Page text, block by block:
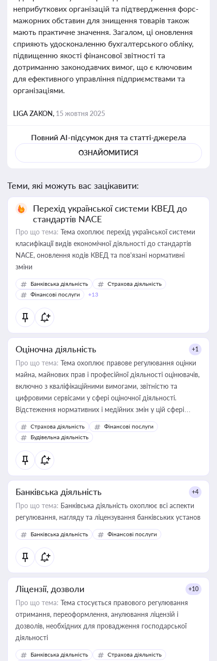
неприбуткових організацій та підтвердження форс-
мажорних обставин для знищення товарів також
мають практичне значення. Загалом, ці оновлення
сприяють удосконаленню бухгалтерського обліку,
підвищенню якості фінансової звітності та
дотриманню законодавчих вимог, що є ключовим
для ефективного управління підприємствами та
організаціями.
LIGA ZAKON, 15 жовтня 2025
Повний AI-підсумок дня та статті-джерела
ОЗНАЙОМИТИСЯ
Теми, які можуть вас зацікавити:
Перехід української системи КВЕД до
стандартів NACE
Про що тема: Тема охоплює перехід української системи
класифікації видів економічної діяльності до стандартів
NACE, оновлення кодів КВЕД та пов'язані нормативні
зміни
Банківська діяльність
Страхова діяльність
Фінансові послуги
+13
Оціночна діяльність +1
Про що тема: Тема охоплює правове регулювання оцінки
майна, майнових прав і професійної діяльності оцінювачів,
включно з кваліфікаційними вимогами, звітністю та
цифровими сервісами у сфері оціночної діяльності.
Відстеження нормативних і медійних змін у цій сфері
корисне для власника бізнесу, керівника, юриста або
бухгалтера під час оподаткування, приватизації, оренди
державного майна, корпоративних угод і перевірки
статусу суб'єктів оціночної діяльності
Страхова діяльність
Фінансові послуги
Будівельна діяльність
Банківська діяльність +4
Про що тема: Банківська діяльність охоплює всі аспекти
регулювання, нагляду та ліцензування банківських установ
Банківська діяльність Фінансові послуги
Ліцензії, дозволи +10
Про що тема: Тема стосується правового регулювання
отримання, переоформлення, анулювання ліцензій і
дозволів, необхідних для провадження господарської
діяльності
Банківська діяльність
Страхова діяльність